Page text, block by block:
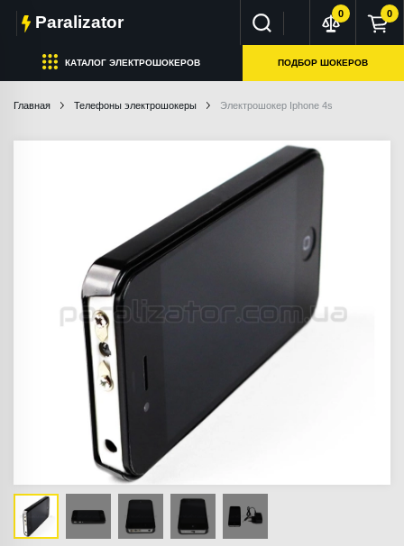
КАТАЛОГ ЭЛЕКТРОШОКЕРОВ ПОДБОР ШОКЕРОВ
Paralizator 0 0
Главная Телефоны электрошокеры Электрошокер Iphone 4s